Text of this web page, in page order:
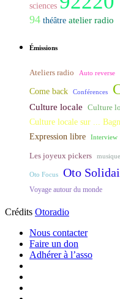
sciences
94 théâtre atelier radio
Émissions
Ateliers radio Auto reverse
Come back Conférences
Culture locale Culture
Culture locale sur ...
Expression libre Interview
Les joyeux pickers
Oto Focus Oto
Voyage autour du monde
Crédits Otoradio
Nous contacter
Faire un don
Adhérer à l’asso